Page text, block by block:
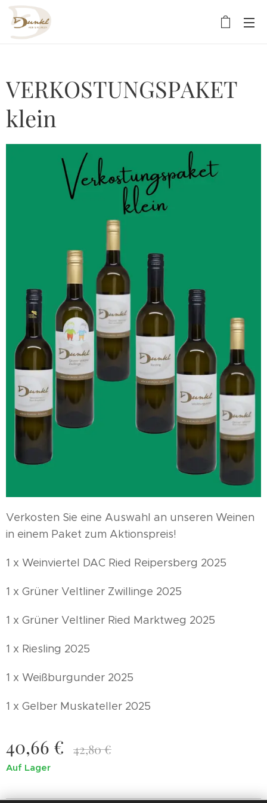
VERKOSTUNGSPAKET
klein
Verkosten Sie eine Auswahl an unseren Weinen
in einem Paket zum Aktionspreis!
1 x Weinviertel DAC Ried Reipersberg 2025
1 x Grüner Veltliner Zwillinge 2025
1 x Grüner Veltliner Ried Marktweg 2025
1 x Riesling 2025
1 x Weißburgunder 2025
1 x Gelber Muskateller 2025
40,66 € 42,80€
Auf Lager